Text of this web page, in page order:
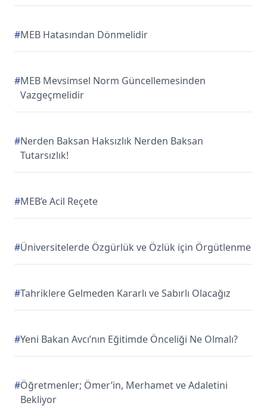
#MEB Hatasından Dönmelidir
#MEB Mevsimsel Norm Güncellemesinden
Vazgeçmelidir
#Nerden Baksan Haksızlık Nerden Baksan
Tutarsızlık!
#MEB’e Acil Reçete
#Üniversitelerde Özgürlük ve Özlük için Örgütlenme
#Tahriklere Gelmeden Kararlı ve Sabırlı Olacağız
#Yeni Bakan Avcı’nın Eğitimde Önceliği Ne Olmalı?
#Öğretmenler; Ömer’in, Merhamet ve Adaletini
Bekliyor